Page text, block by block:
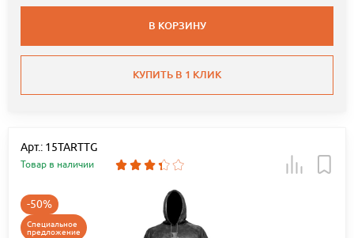
В КОРЗИНУ
КУПИТЬ В 1 КЛИК
Арт.: 15TARTTG
Товар в наличии
-50%
Специальное
предложение